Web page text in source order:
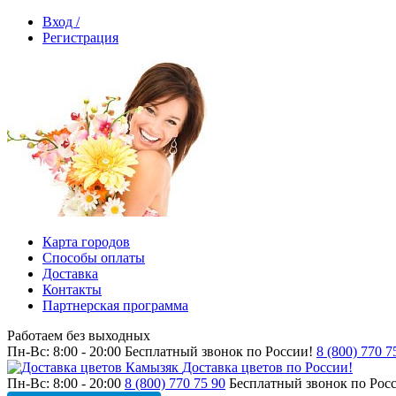
Вход /
Регистрация
Карта городов
Способы оплаты
Доставка
Контакты
Партнерская программа
Работаем без выходных
Пн-Вс: 8:00 - 20:00 Бесплатный звонок по России! 8 (800) 770
Доставка цветов по России!
Пн-Вс: 8:00 - 20:00 8 (800) 770 75 90 Бесплатный звонок по